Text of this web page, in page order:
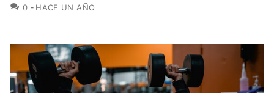
0 COMENTARIOS
HACE UN AÑO